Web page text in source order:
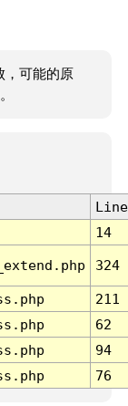
，可能的原
Line
14
324
211
62
94
76